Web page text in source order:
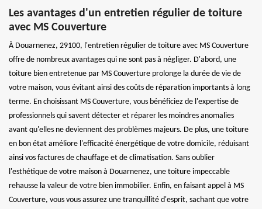
Les avantages d'un entretien régulier de toiture
avec MS Couverture
À Douarnenez, 29100, l'entretien régulier de toiture avec MS Couverture
offre de nombreux avantages qui ne sont pas à négliger. D'abord, une
toiture bien entretenue par MS Couverture prolonge la durée de vie de
votre maison, vous évitant ainsi des coûts de réparation importants à long
terme. En choisissant MS Couverture, vous bénéficiez de l'expertise de
professionnels qui savent détecter et réparer les moindres anomalies
avant qu'elles ne deviennent des problèmes majeurs. De plus, une toiture
en bon état améliore l'efficacité énergétique de votre domicile, réduisant
ainsi vos factures de chauffage et de climatisation. Sans oublier
l'esthétique de votre maison à Douarnenez, une toiture impeccable
rehausse la valeur de votre bien immobilier. Enfin, en faisant appel à MS
Couverture, vous vous assurez une tranquillité d'esprit, sachant que votre